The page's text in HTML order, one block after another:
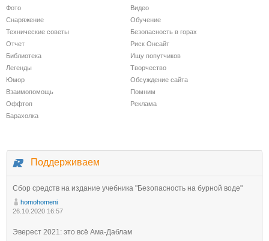
Фото
Видео
Снаряжение
Обучение
Технические советы
Безопасность в горах
Отчет
Риск Онсайт
Библиотека
Ищу попутчиков
Легенды
Творчество
Юмор
Обсуждение сайта
Взаимопомощь
Помним
Оффтоп
Реклама
Барахолка
Поддерживаем
Сбор средств на издание учебника "Безопасность на бурной воде"
homohomeni
26.10.2020 16:57
Эверест 2021: это всё Ама-Даблам